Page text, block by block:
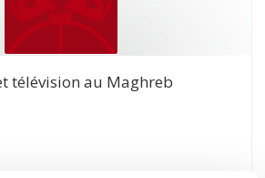
télévision au Maghreb